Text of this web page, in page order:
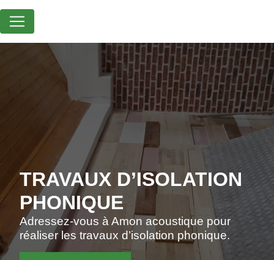
TRAVAUX D’ISOLATION
PHONIQUE
Adressez-vous à Amon acoustique pour
réaliser les travaux d’isolation phonique.
Panneau de gestion des cookies